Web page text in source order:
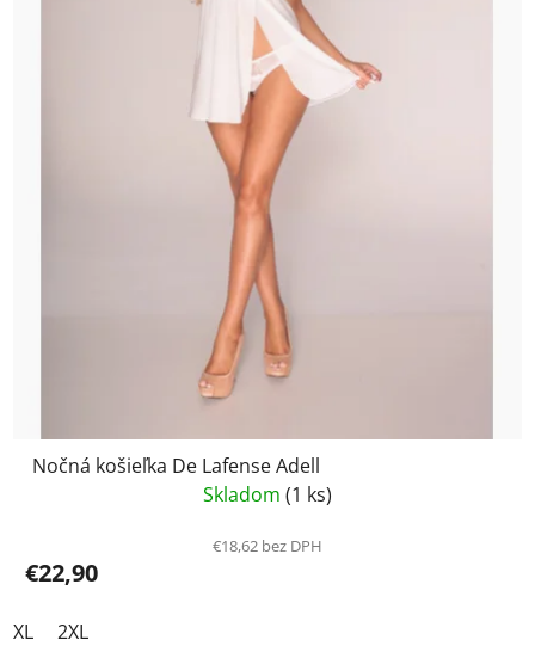
Nočná košieľka De Lafense Adell
Skladom (1 ks)
€18,62 bez DPH
€22,90
XL 2XL